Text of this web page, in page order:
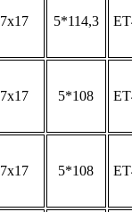
7x17 5*114,3
7x17 5*108
7x17 5*108